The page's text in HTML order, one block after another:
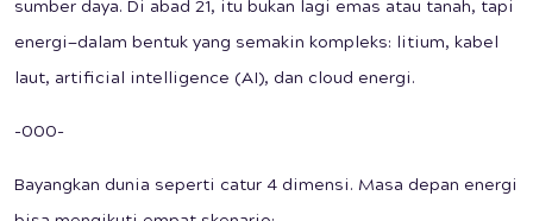
sumber daya. Di abad 21, itu bukan lagi emas atau tanah, tapi
energi—dalam bentuk yang semakin kompleks: litium, kabel
laut, artificial intelligence (AI), dan cloud energi.
-000-
Bayangkan dunia seperti catur 4 dimensi. Masa depan energi